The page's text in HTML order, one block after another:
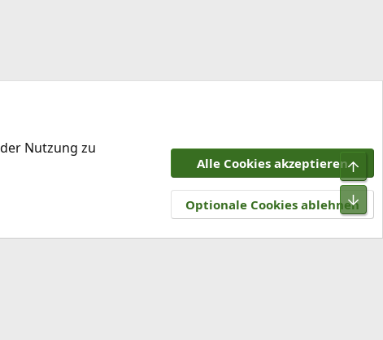
Datenschutz Hilfe und Impressum
R
S
Nutzung zu
Alle Cookies akzeptieren
Optionale Cookies ablehnen